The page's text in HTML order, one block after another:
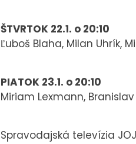
ŠTVRTOK 22.1. o 20:10
Ľuboš Blaha, Milan Uhrík,
PIATOK 23.1. o 20:10
Miriam Lexmann,
Spravodajská televízia